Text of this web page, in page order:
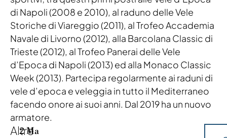
di Napoli (2008 e 2010), al raduno delle Vele
Storiche di Viareggio (2011), al Trofeo Accademia
Navale di Livorno (2012), alla Barcolana Classic di
Trieste (2012), al Trofeo Panerai delle Vele
d’Epoca di Napoli (2013) ed alla Monaco Classic
Week (2013). Partecipa regolarmente ai raduni di
vele d’epoca e veleggia in tutto il Mediterraneo
facendo onore ai suoi anni. Dal 2019 ha un nuovo
armatore.
Altre
2 Ma